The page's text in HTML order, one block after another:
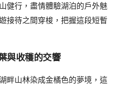
健行，盡情體驗湖泊的戶外魅
接待之間穿梭，把握這段短暫
與收穫的交響
畔山林染成金橘色的夢境，這